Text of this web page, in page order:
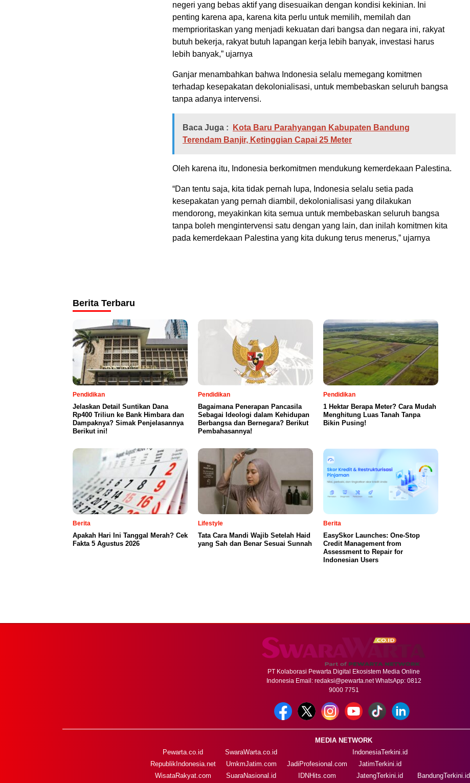
negeri yang bebas aktif yang disesuaikan dengan kondisi kekinian. Ini
penting karena apa, karena kita perlu untuk memilih, memilah dan
memprioritaskan yang menjadi kekuatan dari bangsa dan negara ini, rakyat
butuh bekerja, rakyat butuh lapangan kerja lebih banyak, investasi harus
lebih banyak,” ujarnya
Ganjar menambahkan bahwa Indonesia selalu memegang komitmen
terhadap kesepakatan dekolonialisasi, untuk membebaskan seluruh bangsa
tanpa adanya intervensi.
Baca Juga :
Kota Baru Parahyangan Kabupaten Bandung
Terendam Banjir, Ketinggian Capai 25 Meter
Oleh karena itu, Indonesia berkomitmen mendukung kemerdekaan Palestina.
“Dan tentu saja, kita tidak pernah lupa, Indonesia selalu setia pada
kesepakatan yang pernah diambil, dekolonialisasi yang dilakukan
mendorong, meyakinkan kita semua untuk membebaskan seluruh bangsa
tanpa boleh mengintervensi satu dengan yang lain, dan inilah komitmen kita
pada kemerdekaan Palestina yang kita dukung terus menerus,” ujarnya
Berita Terbaru
Pendidikan
Jelaskan Detail Suntikan Dana
Rp400 Triliun ke Bank Himbara dan
Dampaknya? Simak Penjelasannya
Berikut ini!
Pendidikan
Bagaimana Penerapan Pancasila
Sebagai Ideologi dalam Kehidupan
Berbangsa dan Bernegara? Berikut
Pembahasannya!
Pendidikan
1 Hektar Berapa Meter? Cara Mudah
Menghitung Luas Tanah Tanpa
Bikin Pusing!
Berita
Apakah Hari Ini Tanggal Merah? Cek
Fakta 5 Agustus 2026
Lifestyle
Tata Cara Mandi Wajib Setelah Haid
yang Sah dan Benar Sesuai Sunnah
Berita
EasySkor Launches: One-Stop
Credit Management from
Assessment to Repair for
Indonesian Users
PT Kolaborasi Pewarta Digital Ekosistem Media Online
Indonesia Email: redaksi@pewarta.netWhatsApp: 0812
9000 7751
MEDIA NETWORK
Pewarta.co.id
RepublikIndonesia.net
WisataRakyat.com
SwaraWarta.co.id
UmkmJatim.com
SuaraNasional.id
JadiProfesional.com
IDNHits.com
IndonesiaTerkini.id
JatimTerkini.id
JatengTerkini.id
BandungTerkini.id